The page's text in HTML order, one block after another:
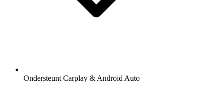
Ondersteunt Carplay & Android Auto